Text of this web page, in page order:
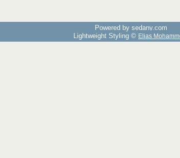
Powered by sedany.com
Lightweight Styling © Elias